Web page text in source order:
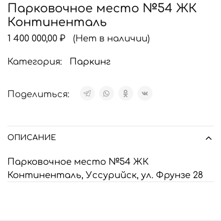
Парковочное место №54 ЖК
Континенталь
1 400 000,00 ₽ (Нет в наличии)
Категория: Паркинг
Поделиться:
ОПИСАНИЕ
Парковочное место №54 ЖК
Континенталь, Уссурийск, ул. Фрунзе 28